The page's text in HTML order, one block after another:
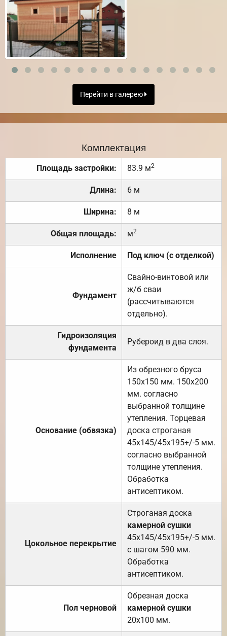
Перейти в галерею
Комплектация
Площадь застройки: 83.9 м2
Длина: 6 м
Ширина: 8 м
Общая площадь: м2
Исполнение Под ключ (с отделкой)
Фундамент
Свайно-винтовой или
ж/б сваи
(рассчитываются
отдельно).
Гидроизоляция
фундамента
Рубероид в два слоя.
Основание (обвязка)
Из обрезного бруса
150х150 мм. 150х200
мм. согласно
выбранной толщине
утепления. Торцевая
доска строганая
45х145/45х195+/-5 мм.
согласно выбранной
толщине утепления.
Обработка
антисептиком.
Цокольное перекрытие
Строганая доска
камерной сушки
45х145/45х195+/-5 мм.
с шагом 590 мм.
Обработка
антисептиком.
Пол черновой
Обрезная доска
камерной сушки
20х100 мм.